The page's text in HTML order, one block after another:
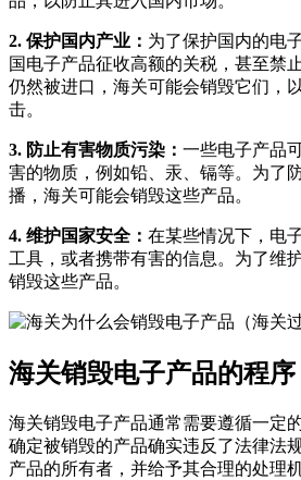
2. 保护国内产业： 为了保护国内的电
国电子产品征收高额的关税，甚至禁
仍然被进口，海关可能会销毁它们，
击。
3. 防止有害物质污染： 一些电子产品
害的物质，例如铅、汞、镉等。为了
播，海关可能会销毁这些产品。
4. 维护国家安全： 在某些情况下，电
工具，或者携带有害的信息。为了维
销毁这些产品。
海关销毁电子产品的程序
海关销毁电子产品通常需要遵循一定
确定被销毁的产品确实违反了法律法
产品的所有者，并给予其合理的处理